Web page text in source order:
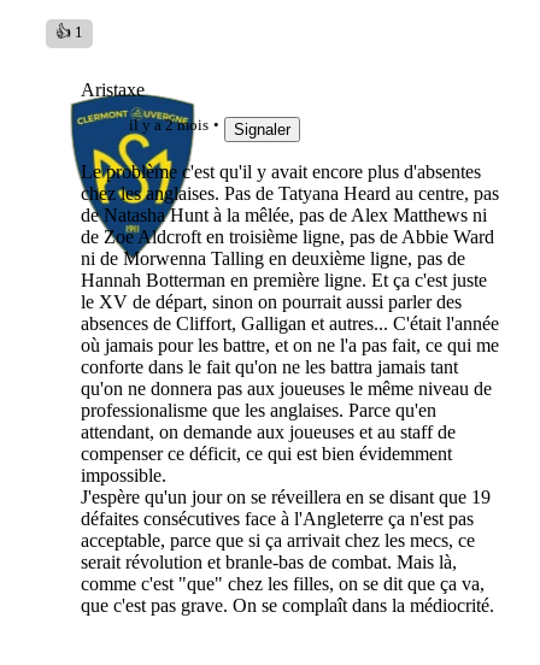
👍 1
Aristaxe
il y a 2 mois Signaler
Le problème c'est qu'il y avait encore plus d'absentes
chez les anglaises. Pas de Tatyana Heard au centre, pas
de Natasha Hunt à la mêlée, pas de Alex Matthews ni
de Zoe Aldcroft en troisième ligne, pas de Abbie Ward
ni de Morwenna Talling en deuxième ligne, pas de
Hannah Botterman en première ligne. Et ça c'est juste
le XV de départ, sinon on pourrait aussi parler des
absences de Cliffort, Galligan et autres... C'était l'année
où jamais pour les battre, et on ne l'a pas fait, ce qui me
conforte dans le fait qu'on ne les battra jamais tant
qu'on ne donnera pas aux joueuses le même niveau de
professionalisme que les anglaises. Parce qu'en
attendant, on demande aux joueuses et au staff de
compenser ce déficit, ce qui est bien évidemment
impossible.
J'espère qu'un jour on se réveillera en se disant que 19
défaites consécutives face à l'Angleterre ça n'est pas
acceptable, parce que si ça arrivait chez les mecs, ce
serait révolution et branle-bas de combat. Mais là,
comme c'est "que" chez les filles, on se dit que ça va,
que c'est pas grave. On se complaît dans la médiocrité.